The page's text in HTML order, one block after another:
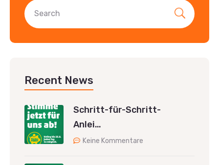
Recent News
Schritt-für-Schritt-
Anlei…
Keine Kommentare